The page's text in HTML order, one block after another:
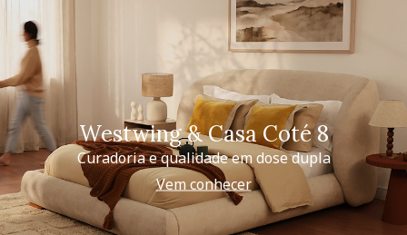
Westwing & Casa Coté 8
Curadoria e qualidade em dose dupla
Vem conhecer